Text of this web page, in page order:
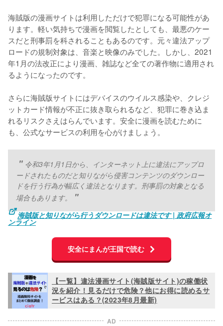
海賊版の漫画サイトは利用しただけで犯罪になる可能性があ
ります。軽い気持ちで漫画を閲覧したとしても、最悪のケー
スだと刑事罰を科されることもあるのです。元々違法アップ
ロードの規制対象は、音楽と映像のみでした。しかし、2021
年1月の法改正により漫画、雑誌など全ての著作物に適用され
るようになったのです。
さらに海賊版サイトにはデバイスのウイルス感染や、クレジ
ットカード情報が不正に抜き取られるなど、犯罪に巻き込ま
れるリスクさえはらんでいます。安全に漫画を読むために
も、公式なサービスの利用を心がけましょう。
令和3年1月1日から、インターネット上に違法にアップロ
ードされたものだと知りながら侵害コンテンツのダウンロー
ドを行う行為が幅広く違法となります。刑事罰の対象となる
場合もあります。
海賊版と知りながら行うダウンロードは違法です | 政府広報オ
ンライン
安全にまんが王国で読む
【一覧】違法漫画サイト(海賊版サイト)の稼働状
況を紹介！見るだけで危険？他にお得に読めるサ
ービスはある？(2023年8月最新)
AD